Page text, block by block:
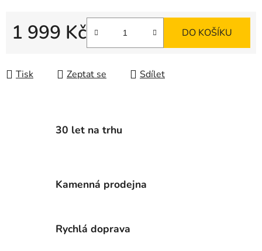
1 999 Kč DO KOŠÍKU
Tisk Zeptat se Sdílet
30 let na trhu
Kamenná prodejna
Rychlá doprava